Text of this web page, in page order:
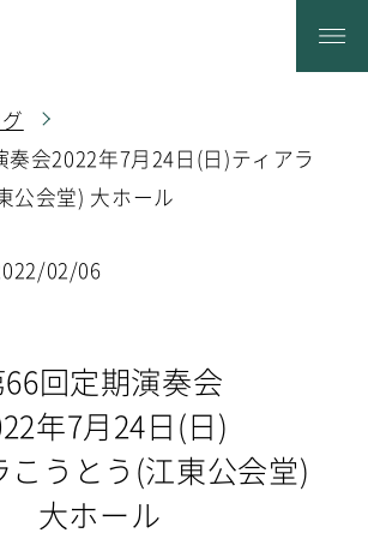
奏会2022年7月24日(日)ティアラ
公会堂) 大ホール
02/06
回定期演奏会
年7月24日(日)
こうとう(江東公会堂)
大ホール